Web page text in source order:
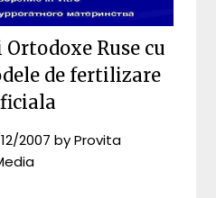
Ruse cu
de fertilizare
2007 byProvita